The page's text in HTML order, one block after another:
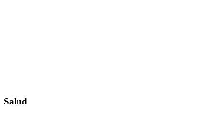
Salud